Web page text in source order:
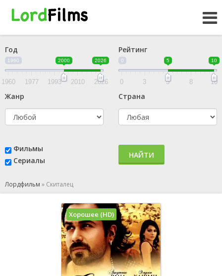
Год
1960 2000 2026
1960 1977 1993 2010 2026
Рейтинг
0 5 10
0 3 5 8 10
Жанр Страна
Фильмы
Сериалы
НАЙТИ
Лордфильм » Скиталец
Хорошее (HD)